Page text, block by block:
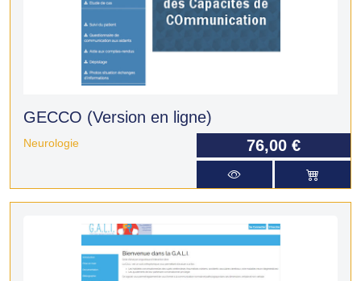
GECCO (Version en ligne)
Neurologie 76,00 €